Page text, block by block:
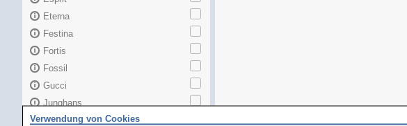
Eterna
Festina
Fortis
Fossil
Gucci
Junghans
Longines
Verwendung von Cookies